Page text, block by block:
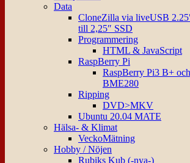
Data
CloneZilla via liveUSB
till 2,25″ SSD
Programmering
HTML & JavaScript
RaspBerry Pi
RaspBerry Pi3 B+
BME280
Ripping
DVD>MKV
Ubuntu 20.04 MATE
Hälsa- & Klimat
VeckoMätning
Hobby / Nöjen
Rubiks Kub (-nya-)